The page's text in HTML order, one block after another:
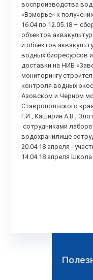
воспроизводства
«Взморье» к
16.04 по 12.05.18 –
объектов
и объектов
водных биоресурсов и
доставки на НИБ
мониторингу
контроля водных
Азовском и Черном
Ставропольского
Г.И., Каширин А.В.,
сотрудниками
водохранилище
20.04.18 апреля -
14.04.18 апреля